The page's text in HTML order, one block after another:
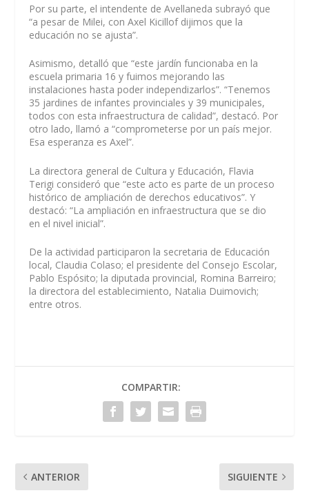
Por su parte, el intendente de Avellaneda subrayó que
“a pesar de Milei, con Axel Kicillof dijimos que la
educación no se ajusta”.
Asimismo, detalló que “este jardín funcionaba en la
escuela primaria 16 y fuimos mejorando las
instalaciones hasta poder independizarlos”. “Tenemos
35 jardines de infantes provinciales y 39 municipales,
todos con esta infraestructura de calidad”, destacó. Por
otro lado, llamó a “comprometerse por un país mejor.
Esa esperanza es Axel”.
La directora general de Cultura y Educación, Flavia
Terigi consideró que “este acto es parte de un proceso
histórico de ampliación de derechos educativos”. Y
destacó: “La ampliación en infraestructura que se dio
en el nivel inicial”.
De la actividad participaron la secretaria de Educación
local, Claudia Colaso; el presidente del Consejo Escolar,
Pablo Espósito; la diputada provincial, Romina Barreiro;
la directora del establecimiento, Natalia Duimovich;
entre otros.
COMPARTIR:
ANTERIOR SIGUIENTE